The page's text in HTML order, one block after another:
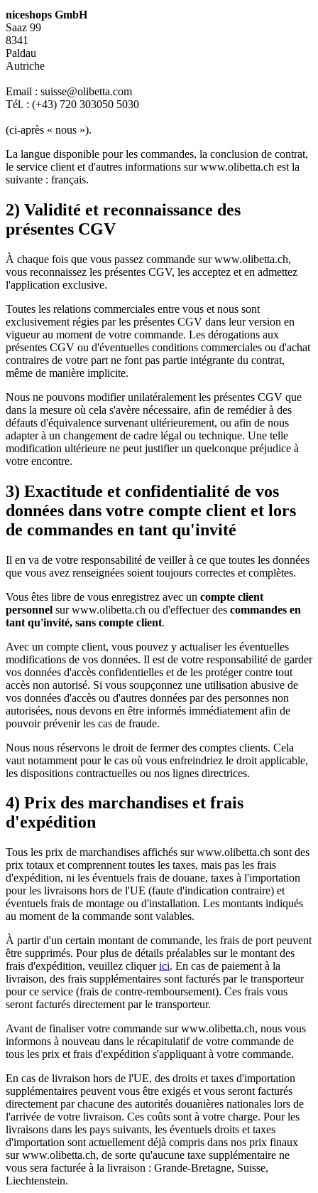
niceshops GmbH
Saaz 99
8341
Paldau
Autriche
Email : suisse@olibetta.com
Tél. : (+43) 720 303050 5030
(ci-après « nous »).
La langue disponible pour les commandes, la conclusion de contrat,
le service client et d'autres informations sur www.olibetta.ch est la
suivante : français.
2) Validité et reconnaissance des
présentes CGV
À chaque fois que vous passez commande sur www.olibetta.ch,
vous reconnaissez les présentes CGV, les acceptez et en admettez
l'application exclusive.
Toutes les relations commerciales entre vous et nous sont
exclusivement régies par les présentes CGV dans leur version en
vigueur au moment de votre commande. Les dérogations aux
présentes CGV ou d'éventuelles conditions commerciales ou d'achat
contraires de votre part ne font pas partie intégrante du contrat,
même de manière implicite.
Nous ne pouvons modifier unilatéralement les présentes CGV que
dans la mesure où cela s'avère nécessaire, afin de remédier à des
défauts d'équivalence survenant ultérieurement, ou afin de nous
adapter à un changement de cadre légal ou technique. Une telle
modification ultérieure ne peut justifier un quelconque préjudice à
votre encontre.
3) Exactitude et confidentialité de vos
données dans votre compte client et lors
de commandes en tant qu'invité
Il en va de votre responsabilité de veiller à ce que toutes les données
que vous avez renseignées soient toujours correctes et complètes.
Vous êtes libre de vous enregistrez avec un compte client
personnel sur www.olibetta.ch ou d'effectuer des commandes en
tant qu'invité, sans compte client.
Avec un compte client, vous pouvez y actualiser les éventuelles
modifications de vos données. Il est de votre responsabilité de garder
vos données d'accès confidentielles et de les protéger contre tout
accès non autorisé. Si vous soupçonnez une utilisation abusive de
vos données d'accès ou d'autres données par des personnes non
autorisées, nous devons en être informés immédiatement afin de
pouvoir prévenir les cas de fraude.
Nous nous réservons le droit de fermer des comptes clients. Cela
vaut notamment pour le cas où vous enfreindriez le droit applicable,
les dispositions contractuelles ou nos lignes directrices.
4) Prix des marchandises et frais
d'expédition
Tous les prix de marchandises affichés sur www.olibetta.ch sont des
prix totaux et comprennent toutes les taxes, mais pas les frais
d'expédition, ni les éventuels frais de douane, taxes à l'importation
pour les livraisons hors de l'UE (faute d'indication contraire) et
éventuels frais de montage ou d'installation. Les montants indiqués
au moment de la commande sont valables.
À partir d'un certain montant de commande, les frais de port peuvent
être supprimés. Pour plus de détails préalables sur le montant des
frais d'expédition, veuillez cliquerici. En cas de paiement à la
livraison, des frais supplémentaires sont facturés par le transporteur
pour ce service (frais de contre-remboursement). Ces frais vous
seront facturés directement par le transporteur.
Avant de finaliser votre commande sur www.olibetta.ch, nous vous
informons à nouveau dans le récapitulatif de votre commande de
tous les prix et frais d'expédition s'appliquant à votre commande.
En cas de livraison hors de l'UE, des droits et taxes d'importation
supplémentaires peuvent vous être exigés et vous seront facturés
directement par chacune des autorités douanières nationales lors de
l'arrivée de votre livraison. Ces coûts sont à votre charge. Pour les
livraisons dans les pays suivants, les éventuels droits et taxes
d'importation sont actuellement déjà compris dans nos prix finaux
sur www.olibetta.ch, de sorte qu'aucune taxe supplémentaire ne
vous sera facturée à la livraison : Grande-Bretagne, Suisse,
Liechtenstein.